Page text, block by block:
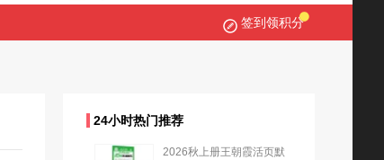
签到领积分
24小时热门推荐
2026秋上册王朝霞活页默